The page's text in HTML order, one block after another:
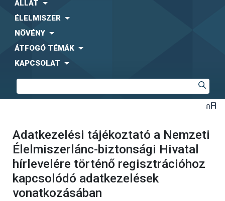
ÁLLAT
ÉLELMISZER
NÖVÉNY
ÁTFOGÓ TÉMÁK
KAPCSOLAT
Adatkezelési tájékoztató a Nemzeti
Élelmiszerlánc-biztonsági Hivatal
hírlevelére történő regisztrációhoz
kapcsolódó adatkezelések
vonatkozásában